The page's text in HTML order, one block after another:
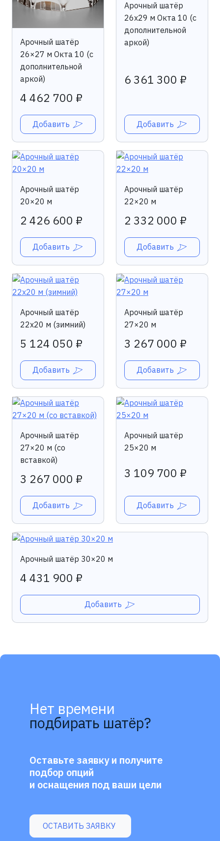
Арочный шатёр
26×27 м Окта 10 (с
дополнительной
аркой)
4 462 700 ₽
Добавить
Арочный шатёр
26х29 м Окта 10 (с
дополнительной
аркой)
6 361 300 ₽
Добавить
Арочный шатёр
20×20 м
2 426 600 ₽
Добавить
Арочный шатёр
22×20 м
2 332 000 ₽
Добавить
Арочный шатёр
22х20 м (зимний)
5 124 050 ₽
Добавить
Арочный шатёр
27×20 м
3 267 000 ₽
Добавить
Арочный шатёр
27×20 м (со
вставкой)
3 267 000 ₽
Добавить
Арочный шатёр
25×20 м
3 109 700 ₽
Добавить
Арочный шатёр 30×20 м
4 431 900 ₽
Добавить
Нет времени
подбирать шатёр?
Оставьте заявку и получите
подбор опций
и оснащения под ваши цели
ОСТАВИТЬ ЗАЯВКУ